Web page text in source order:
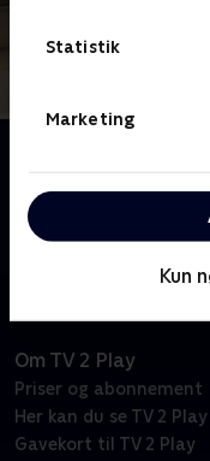
Statistik
Marketing
Kun
usædvanlige liv. De
deres
Om TV 2 Play
Priser og abonnement
Her kan du se TV 2 Play
Gavekort til TV 2 Play